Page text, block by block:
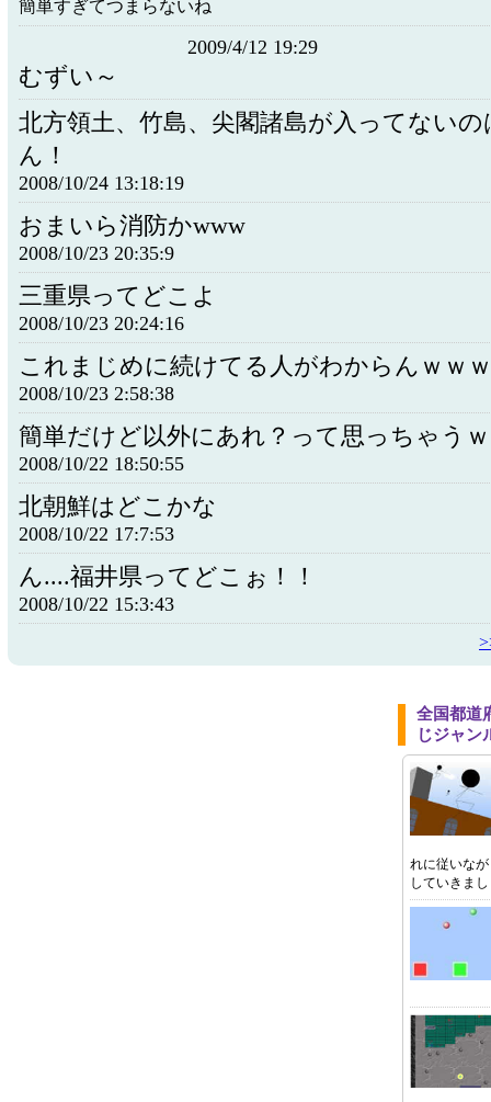
簡単すぎてつまらないね
2009/4/12 19:29
むずい～
北方領土、竹島、尖閣諸島が入ってない
ん！
2008/10/24 13:18:19
おまいら消防かwww
2008/10/23 20:35:9
三重県ってどこよ
2008/10/23 20:24:16
これまじめに続けてる人がわからんｗｗｗ
2008/10/23 2:58:38
簡単だけど以外にあれ？って思っちゃう
2008/10/22 18:50:55
北朝鮮はどこかな
2008/10/22 17:7:53
ん....福井県ってどこぉ！！
2008/10/22 15:3:43
全国都道
じジャン
れに従いな
していきま